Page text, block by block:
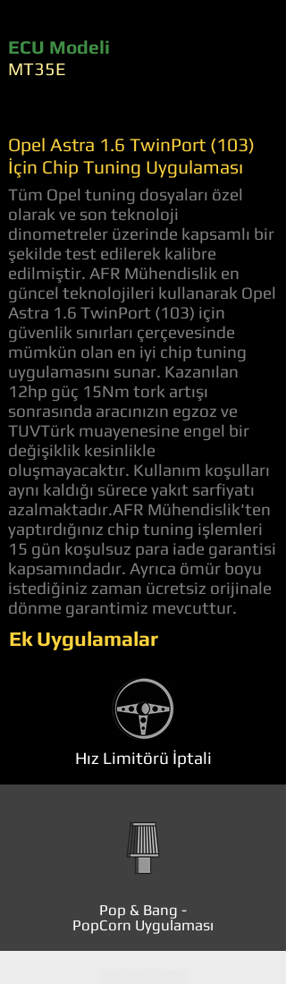
ECU Modeli
MT35E
Opel Astra 1.6 TwinPort (103)
İçin Chip Tuning Uygulaması
Tüm Opel tuning dosyaları özel
olarak ve son teknoloji
dinometreler üzerinde kapsamlı bir
şekilde test edilerek kalibre
edilmiştir. AFR Mühendislik en
güncel teknolojileri kullanarak Opel
Astra 1.6 TwinPort (103) için
güvenlik sınırları çerçevesinde
mümkün olan en iyi chip tuning
uygulamasını sunar. Kazanılan
12hp güç 15Nm tork artışı
sonrasında aracınızın egzoz ve
TUVTürk muayenesine engel bir
değişiklik kesinlikle
oluşmayacaktır. Kullanım koşulları
aynı kaldığı sürece yakıt sarfiyatı
azalmaktadır.AFR Mühendislik'ten
yaptırdığınız chip tuning işlemleri
15 gün koşulsuz para iade garantisi
kapsamındadır. Ayrıca ömür boyu
istediğiniz zaman ücretsiz orijinale
dönme garantimiz mevcuttur.
Ek Uygulamalar
Hız Limitörü İptali
Pop & Bang -
PopCorn Uygulaması